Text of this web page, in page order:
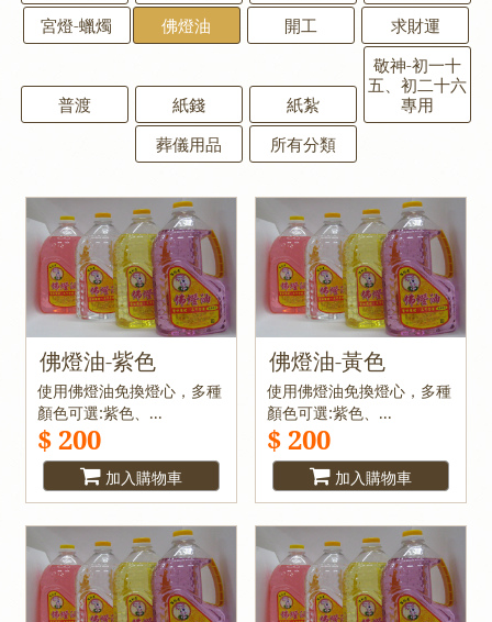
宮燈-蠟燭
佛燈油 開工 求財運
普渡 紙錢 紙紮
敬神-初一十
五、初二十六
專用
葬儀用品
所有分類
佛燈油-紫色
使用佛燈油免換燈心，多種
顏色可選:紫色、...
$ 200
加入購物車
佛燈油-黃色
使用佛燈油免換燈心，多種
顏色可選:紫色、...
$ 200
加入購物車